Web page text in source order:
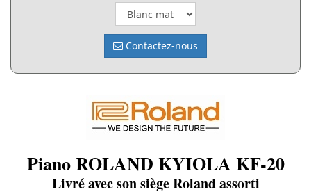
Contactez-nous
Piano ROLAND KYIOLA KF-20
Livré avec son siège Roland assorti